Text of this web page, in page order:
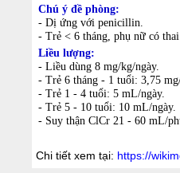
Chú ý đề phòng:
- Dị ứng với penicillin.
- Trẻ < 6 tháng, phụ nữ có
Liều lượng:
- Liều dùng 8 mg/kg/ngày.
- Trẻ 6 tháng - 1 tuổi: 3,75
- Trẻ 1 - 4 tuổi: 5 mL/ngày.
- Trẻ 5 - 10 tuổi: 10 mL/ngày.
- Suy thận ClCr 21 - 60 mL/
Chi tiết xem tại: https://